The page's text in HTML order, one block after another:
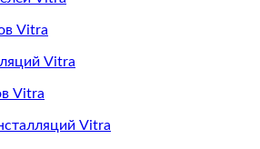
Vitra
Vitra
Vitra
Vitra